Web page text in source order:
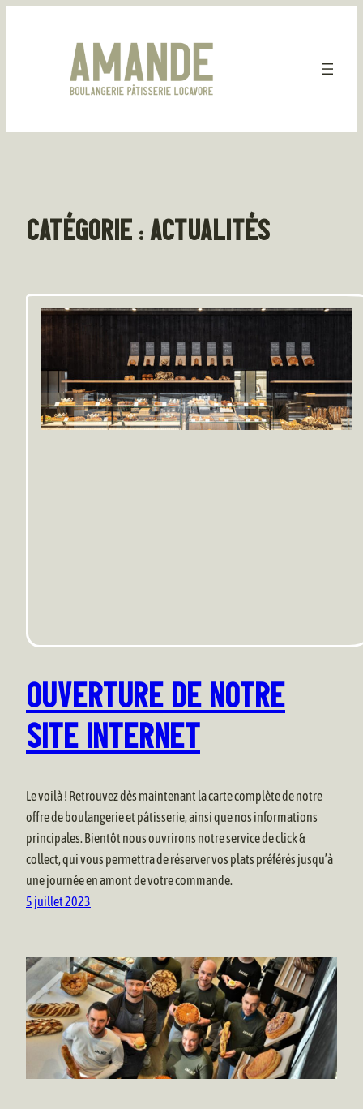
CATÉGORIE : ACTUALITÉS
OUVERTURE DE NOTRE
SITE INTERNET
Le voilà ! Retrouvez dès maintenant la carte complète de notre
offre de boulangerie et pâtisserie, ainsi que nos informations
principales. Bientôt nous ouvrirons notre service de click &
collect, qui vous permettra de réserver vos plats préférés jusqu’à
une journée en amont de votre commande.
5 juillet 2023